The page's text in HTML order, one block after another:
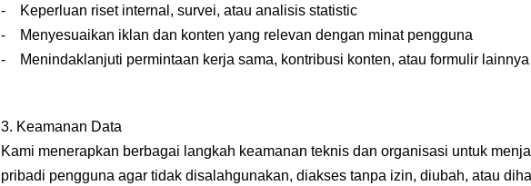
- Keperluan riset internal, survei, atau analisis statistic
- Menyesuaikan iklan dan konten yang relevan dengan minat pengguna
- Menindaklanjuti permintaan kerja sama, kontribusi konten, atau formulir lainnya
3. Keamanan Data
Kami menerapkan berbagai langkah keamanan teknis dan organisasi untuk
pribadi pengguna agar tidak disalahgunakan, diakses tanpa izin, diubah, atau